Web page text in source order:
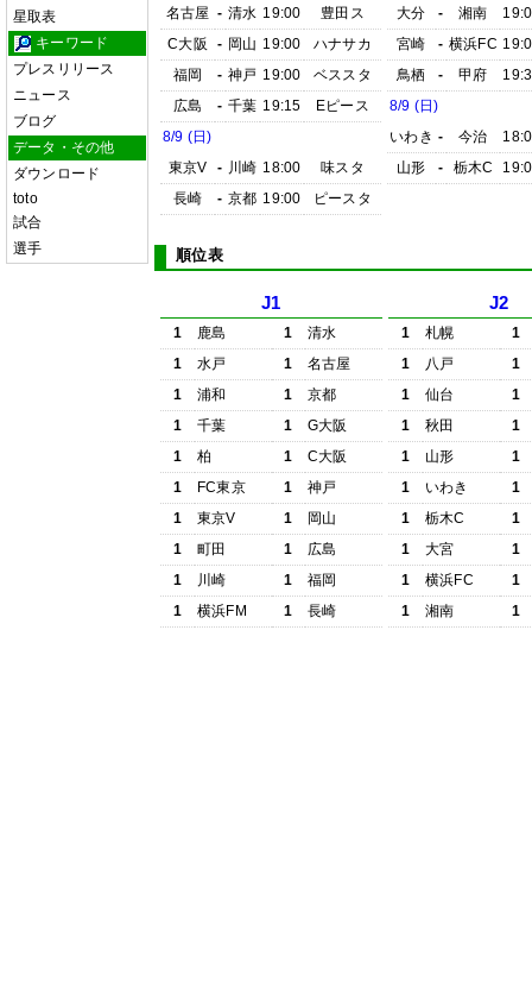
星取表
キーワード
プレスリリース
ニュース
ブログ
データ・その他
ダウンロード
toto
試合
選手
名古屋 - 清水 19:00
豊田ス
C大阪
- 岡山 19:00
ハナサカ
福岡
- 神戸 19:00
ベススタ
広島
- 千葉 19:15
Eピース
8/9 (日)
東京V
- 川崎 18:00
味スタ
長崎
- 京都 19:00 ピースタ
大分
- 湘南
宮崎
- 横浜FC
鳥栖
- 甲府
8/9 (日)
いわき - 今治
山形
- 栃木C
順位表
J1
1 鹿島 1
清水
1
水戸 1
名古屋
1
浦和 1
京都
1
千葉 1
G大阪
1
柏 1
C大阪
1
FC東京 1
神戸
1
東京V 1
岡山
1
町田 1
広島
1
川崎 1
福岡
1
横浜FM 1 長崎
J2
1 札幌
1
1
八戸
1
1
仙台
1
1
秋田
1
1
山形
1
1
いわき
1
1
栃木C
1
1
大宮
1
1
横浜FC
1
1
湘南 1